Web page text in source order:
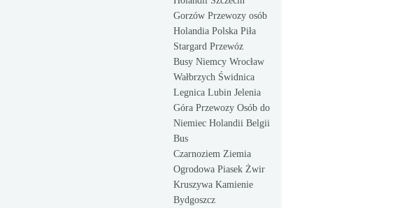
Gorzów Przewozy osób
Holandia Polska Piła
Stargard Przewóz
Busy Niemcy Wrocław
Wałbrzych Świdnica
Legnica Lubin Jelenia
Góra Przewozy Osób do
Niemiec Holandii Belgii
Bus
Czarnoziem Ziemia
Ogrodowa Piasek Żwir
Kruszywa Kamienie
Bydgoszcz